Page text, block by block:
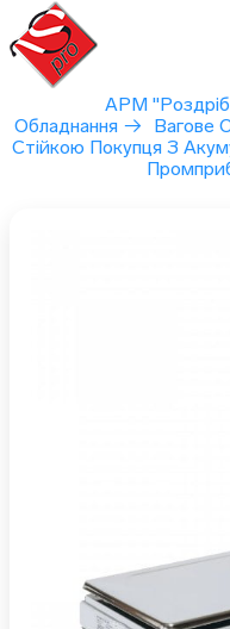
Перейти
вмісту
АРМ
Обладнання → Вагове
Стійкою Покупця З